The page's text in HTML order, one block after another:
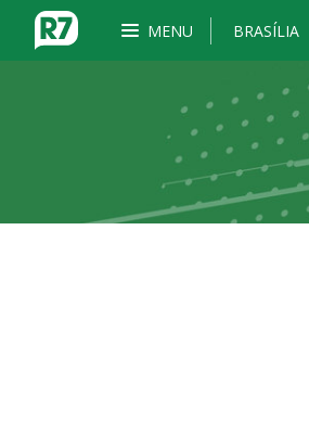
MENU BRASÍLIA